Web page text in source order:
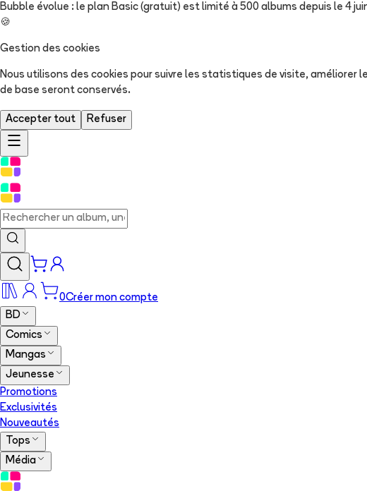
Bubble évolue : le plan Basic (gratuit) est limité à 500 albums depuis le 4
🍪
Gestion des cookies
Nous utilisons des cookies pour suivre les statistiques de visite,
de base seront conservés.
Accepter tout Refuser
0Créer mon compte
BD
Comics
Mangas
Jeunesse
Promotions
Exclusivités
Nouveautés
Tops
Média